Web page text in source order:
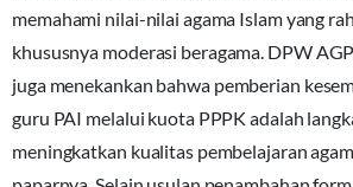
memahami nilai-nilai agama Islam yang
khususnya moderasi beragama. DPW
juga menekankan bahwa pemberian
guru PAI melalui kuota PPPK adalah
meningkatkan kualitas pembelajaran